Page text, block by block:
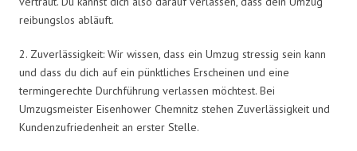
reibungslos abläuft.
2. Zuverlässigkeit: Wir wissen, dass ein Umzug stressig sein kann
und dass du dich auf ein pünktliches Erscheinen und eine
termingerechte Durchführung verlassen möchtest. Bei
Umzugsmeister Eisenhower Chemnitz stehen Zuverlässigkeit und
Kundenzufriedenheit an erster Stelle.